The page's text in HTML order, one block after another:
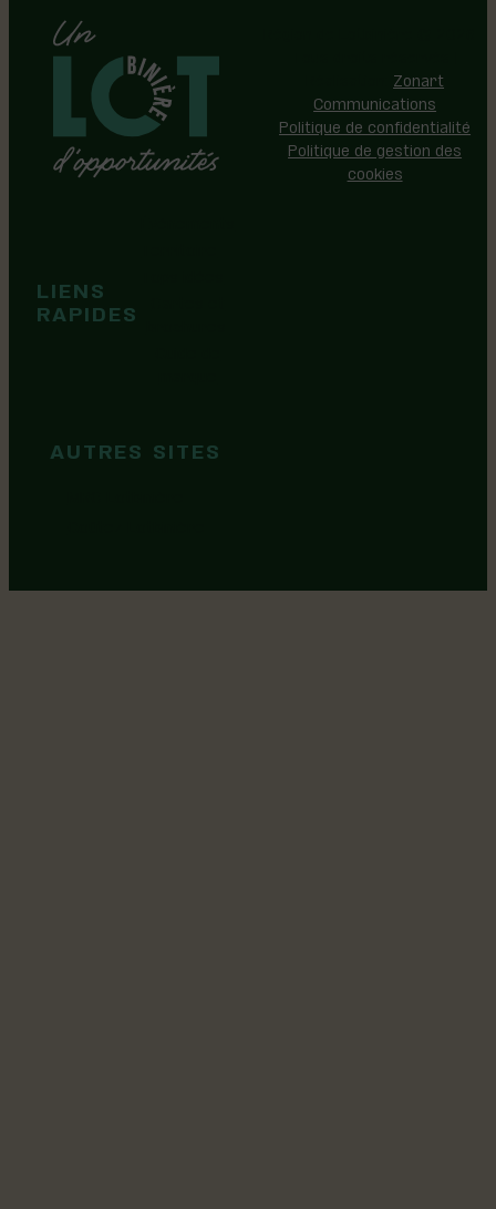
LIENS
RAPIDES
AUTRES SITES
Zonart
Communications
Politique de confidentialité
Politique de gestion des
cookies